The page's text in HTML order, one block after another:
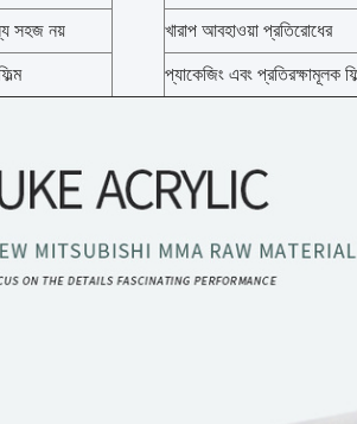
সহজ নয় খারাপ আবহাওয়া প্রতিরোধের
প্যাকেজিং এবং প্রতিরক্ষামূলক